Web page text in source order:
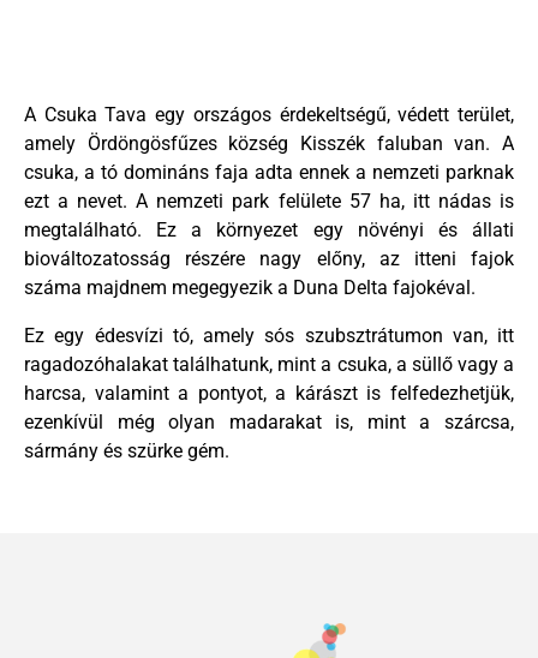
A Csuka Tava egy országos érdekeltségű, védett terület,
amely Ördöngösfűzes község Kisszék faluban van. A
csuka, a tó domináns faja adta ennek a nemzeti parknak
ezt a nevet. A nemzeti park felülete 57 ha, itt nádas is
megtalálható. Ez a környezet egy növényi és állati
biováltozatosság részére nagy előny, az itteni fajok
száma majdnem megegyezik a Duna Delta fajokéval.
Ez egy édesvízi tó, amely sós szubsztrátumon van, itt
ragadozóhalakat találhatunk, mint a csuka, a süllő vagy a
harcsa, valamint a pontyot, a kárászt is felfedezhetjük,
ezenkívül még olyan madarakat is, mint a szárcsa,
sármány és szürke gém.